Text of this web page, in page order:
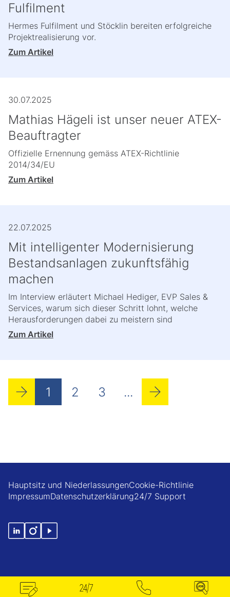
Fulfilment
Hermes Fulfilment und Stöcklin bereiten erfolgreiche
Projektrealisierung vor.
Zum Artikel
30.07.2025
Mathias Hägeli ist unser neuer ATEX-
Beauftragter
Offizielle Ernennung gemäss ATEX-Richtlinie
2014/34/EU
Zum Artikel
22.07.2025
Mit intelligenter Modernisierung
Bestandsanlagen zukunftsfähig
machen
Im Interview erläutert Michael Hediger, EVP Sales &
Services, warum sich dieser Schritt lohnt, welche
Herausforderungen dabei zu meistern sind
Zum Artikel
1 2 3 ...
Hauptsitz und NiederlassungenCookie-Richtlinie
ImpressumDatenschutzerklärung24/7 Support